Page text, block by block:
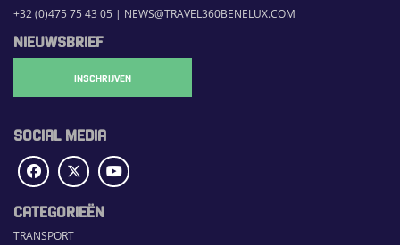
+32 (0)475 75 43 05 | NEWS@TRAVEL360BENELUX.COM
NIEUWSBRIEF
INSCHRIJVEN
SOCIAL MEDIA
CATEGORIEËN
TRANSPORT